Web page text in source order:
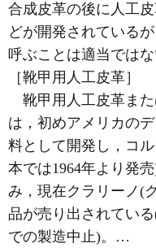
合成皮革の後に人工
どが開発されている
呼ぶことは適当ではな
［靴甲用人工皮革］
靴甲用人工皮革ま
は，初めアメリカの
料として開発し，コ
本では1964年より発
み，現在クラリーノ(
品が売り出されてい
での製造中止)。…